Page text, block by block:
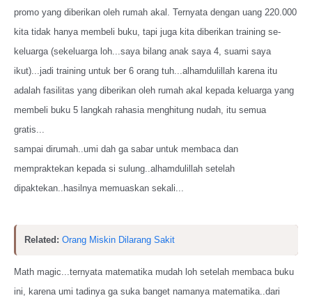
promo yang diberikan oleh rumah akal. Ternyata dengan uang 220.000
kita tidak hanya membeli buku, tapi juga kita diberikan training se-
keluarga (sekeluarga loh...saya bilang anak saya 4, suami saya
ikut)...jadi training untuk ber 6 orang tuh...alhamdulillah karena itu
adalah fasilitas yang diberikan oleh rumah akal kepada keluarga yang
membeli buku 5 langkah rahasia menghitung nudah, itu semua
gratis...
sampai dirumah..umi dah ga sabar untuk membaca dan
mempraktekan kepada si sulung..alhamdulillah setelah
dipaktekan..hasilnya memuaskan sekali...
Related: Orang Miskin Dilarang Sakit
Math magic...ternyata matematika mudah loh setelah membaca buku
ini, karena umi tadinya ga suka banget namanya matematika..dari